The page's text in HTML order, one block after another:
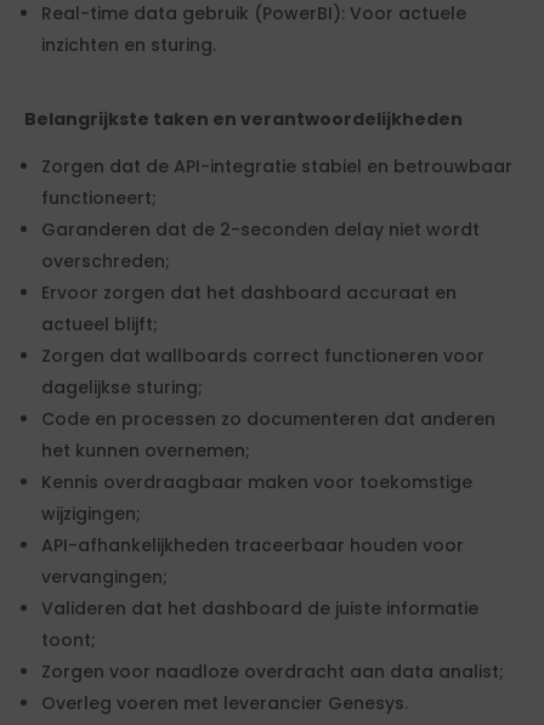
Real-time data gebruik (PowerBI): Voor actuele
inzichten en sturing.
Belangrijkste taken en verantwoordelijkheden
Zorgen dat de API-integratie stabiel en betrouwbaar
functioneert;
Garanderen dat de 2-seconden delay niet wordt
overschreden;
Ervoor zorgen dat het dashboard accuraat en
actueel blijft;
Zorgen dat wallboards correct functioneren voor
dagelijkse sturing;
Code en processen zo documenteren dat anderen
het kunnen overnemen;
Kennis overdraagbaar maken voor toekomstige
wijzigingen;
API-afhankelijkheden traceerbaar houden voor
vervangingen;
Valideren dat het dashboard de juiste informatie
toont;
Zorgen voor naadloze overdracht aan data analist;
Overleg voeren met leverancier Genesys.